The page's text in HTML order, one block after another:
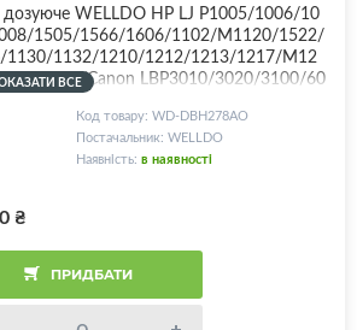
WELLDO HP LJ P1005/1006/10
1505/1566/1606/1102/M1120/1522/
1130/1132/1210/1212/1213/1217/M12
201/225/Canon LBP3010/3020/3100/60
MF4410/4430/4450/4550/4570/458
436A/278A/283A/285A/Canon 712/
728/737, Frosted OEM Blade! Супер я
з клейкою основою!
ВСЕ
Код товару: WD-DBH278AO
Постачальник: WELLDO
Наявність: в наявності
₴
ПРИДБАТИ